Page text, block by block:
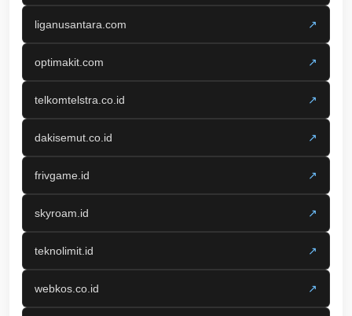
liganusantara.com ↗
optimakit.com ↗
telkomtelstra.co.id ↗
dakisemut.co.id ↗
frivgame.id ↗
skyroam.id ↗
teknolimit.id ↗
webkos.co.id ↗